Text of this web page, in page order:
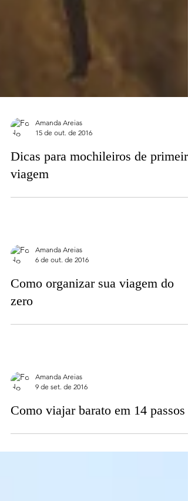
15 de out. de 2016
Dicas para mochileiros de primeira
viagem
6 de out. de 2016
Como organizar sua viagem do
zero
9 de set. de 2016
Como viajar barato em 14 passos